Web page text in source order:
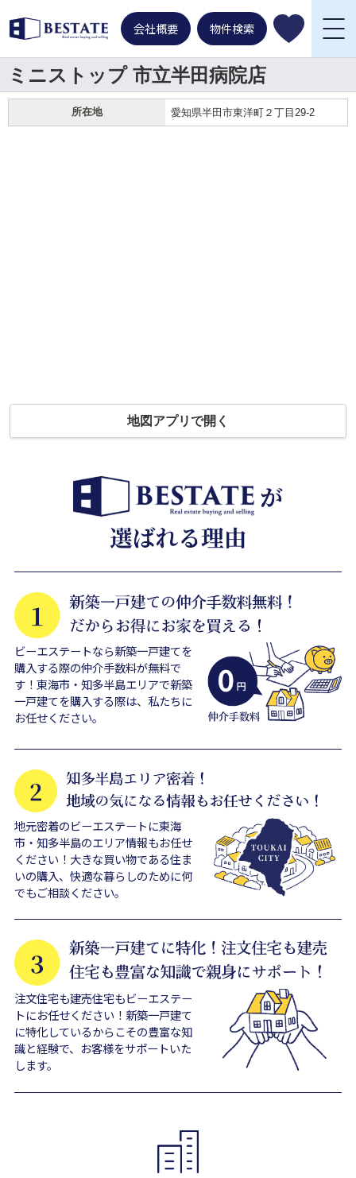
会社概要 物件検索
ミニストップ 市立半田病院店
所在地 愛知県半田市東洋町２丁目29-2
地図アプリで開く
ビーエステートなら新築一戸建てを
購入する際の仲介手数料が無料で
す！東海市・知多半島エリアで新築
一戸建てを購入する際は、私たちに
お任せください。
地元密着のビーエステートに東海
市・知多半島のエリア情報もお任せ
ください！大きな買い物である住ま
いの購入、快適な暮らしのために何
でもご相談ください。
注文住宅も建売住宅もビーエステー
トにお任せください！新築一戸建て
に特化しているからこその豊富な知
識と経験で、お客様をサポートいた
します。